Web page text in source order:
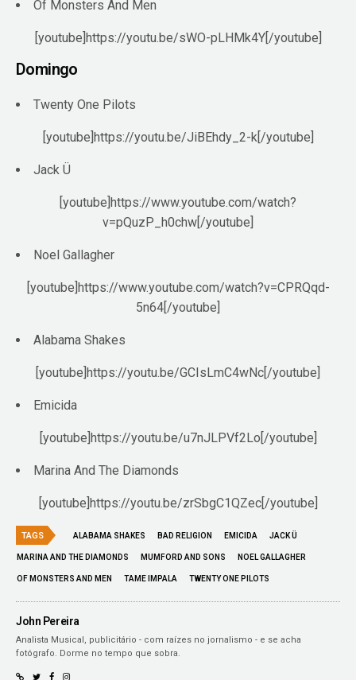
Of Monsters And Men
[youtube]https://youtu.be/sWO-pLHMk4Y[/youtube]
Domingo
Twenty One Pilots
[youtube]https://youtu.be/JiBEhdy_2-k[/youtube]
Jack Ü
[youtube]https://www.youtube.com/watch?
v=pQuzP_h0chw[/youtube]
Noel Gallagher
[youtube]https://www.youtube.com/watch?v=CPRQqd-
5n64[/youtube]
Alabama Shakes
[youtube]https://youtu.be/GCIsLmC4wNc[/youtube]
Emicida
[youtube]https://youtu.be/u7nJLPVf2Lo[/youtube]
Marina And The Diamonds
[youtube]https://youtu.be/zrSbgC1QZec[/youtube]
TAGS ALABAMA SHAKES BAD RELIGION EMICIDA JACK Ü
MARINA AND THE DIAMONDS MUMFORD AND SONS NOEL GALLAGHER
OF MONSTERS AND MEN TAME IMPALA TWENTY ONE PILOTS
John Pereira
Analista Musical, publicitário - com raízes no jornalismo - e se acha
fotógrafo. Dorme no tempo que sobra.